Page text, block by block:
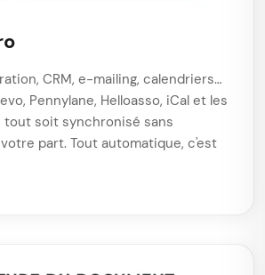
CRM, e-mailing, calendriers…
Pennylane, Helloasso, iCal et les
tout soit synchronisé sans
part. Tout automatique, c'est